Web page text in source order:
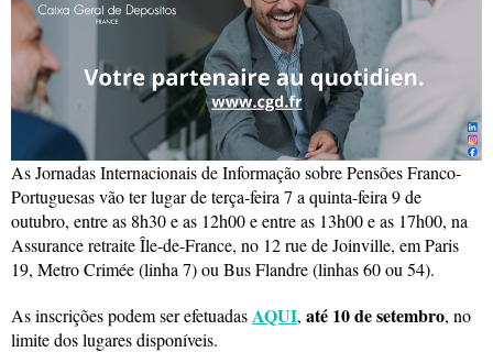
As Jornadas Internacionais de Informação sobre Pensões Franco-
Portuguesas vão ter lugar de terça-feira 7 a quinta-feira 9 de
outubro, entre as 8h30 e as 12h00 e entre as 13h00 e as 17h00, na
Assurance retraite Île-de-France, no 12 rue de Joinville, em Paris
19, Metro Crimée (linha 7) ou Bus Flandre (linhas 60 ou 54).
As inscrições podem ser efetuadasAQUI, até 10 de setembro, no
limite dos lugares disponíveis.